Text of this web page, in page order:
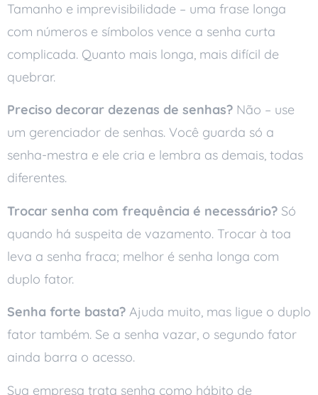
Tamanho e imprevisibilidade – uma frase longa
com números e símbolos vence a senha curta
complicada. Quanto mais longa, mais difícil de
quebrar.
Preciso decorar dezenas de senhas? Não – use
um gerenciador de senhas. Você guarda só a
senha-mestra e ele cria e lembra as demais, todas
diferentes.
Trocar senha com frequência é necessário? Só
quando há suspeita de vazamento. Trocar à toa
leva a senha fraca; melhor é senha longa com
duplo fator.
Senha forte basta? Ajuda muito, mas ligue o duplo
fator também. Se a senha vazar, o segundo fator
ainda barra o acesso.
Sua empresa trata senha como hábito de